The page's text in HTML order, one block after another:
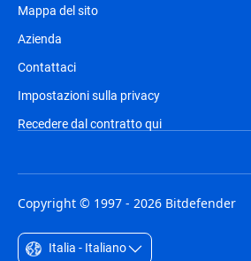
Mappa del sito
Azienda
Contattaci
Impostazioni sulla privacy
Recedere dal contratto qui
Copyright © 1997 - 2026 Bitdefender
Italia - Italiano